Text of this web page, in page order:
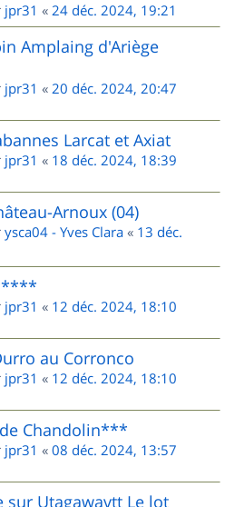
jpr31 « 24 déc. 2024, 19:21
Amplaing d'Ariège
jpr31 « 20 déc. 2024, 20:47
Larcat et Axiat
jpr31 « 18 déc. 2024, 18:39
Arnoux (04)
ysca04 - Yves Clara « 13 déc.
jpr31 « 12 déc. 2024, 18:10
au Corronco
jpr31 « 12 déc. 2024, 18:10
Chandolin***
jpr31 « 08 déc. 2024, 13:57
sur Utagawavtt Le lot